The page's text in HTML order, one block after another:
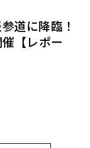
道に降臨！
【レポー